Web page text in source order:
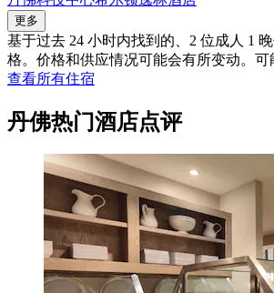
更多
基于过去 24 小时内找到的、2 位成人 1
格。价格和供应情况可能会有所变动。可
查看所有住宿
丹佛热门酒店点评